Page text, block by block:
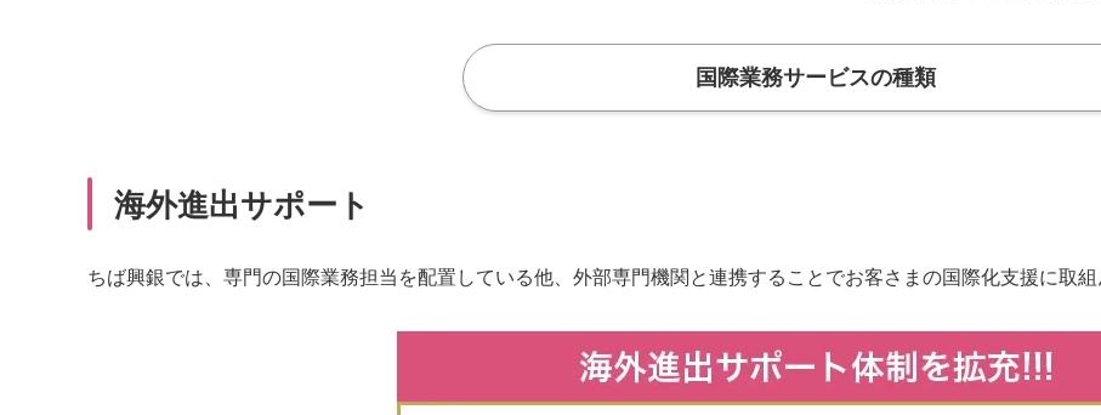
国際業務サービスの種類
海外進出サポート
ちば興銀では、専門の国際業務担当を配置している他、外部専門機関と連携することでお客さまの国際化支援に取組